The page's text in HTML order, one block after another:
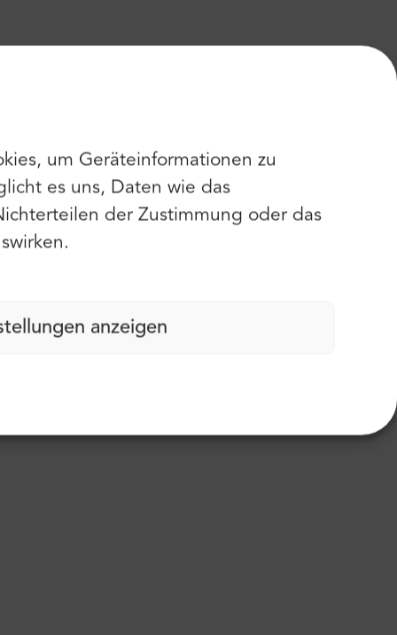
um Geräteinformationen zu
es uns, Daten wie das
der Zustimmung oder das
anzeigen